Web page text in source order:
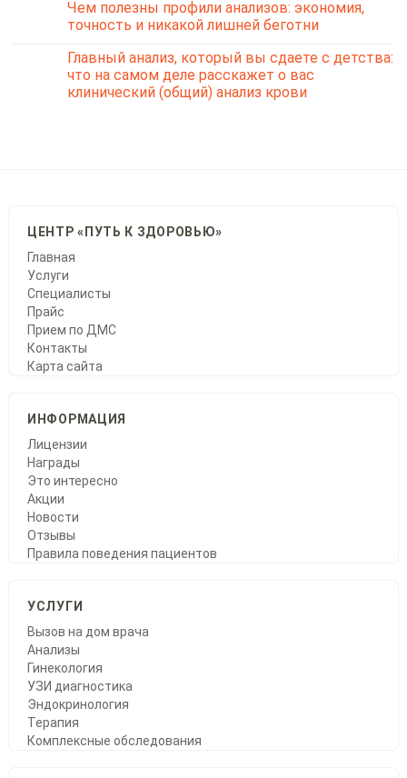
Чем полезны профили анализов: экономия,
точность и никакой лишней беготни
Главный анализ, который вы сдаете с детства:
что на самом деле расскажет о вас
клинический (общий) анализ крови
ЦЕНТР «ПУТЬ К ЗДОРОВЬЮ»
Главная
Услуги
Специалисты
Прайс
Прием по ДМС
Контакты
Карта сайта
ИНФОРМАЦИЯ
Лицензии
Награды
Это интересно
Акции
Новости
Отзывы
Правила поведения пациентов
УСЛУГИ
Вызов на дом врача
Анализы
Гинекология
УЗИ диагностика
Эндокринология
Терапия
Комплексные обследования